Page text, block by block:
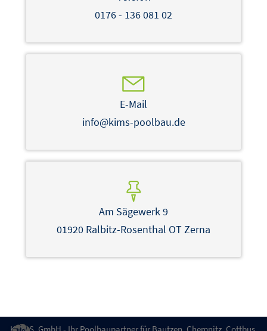
0176 - 136 081 02
E-Mail
info@kims-poolbau.de
Am Sägewerk 9
01920 Ralbitz-Rosenthal OT Zerna